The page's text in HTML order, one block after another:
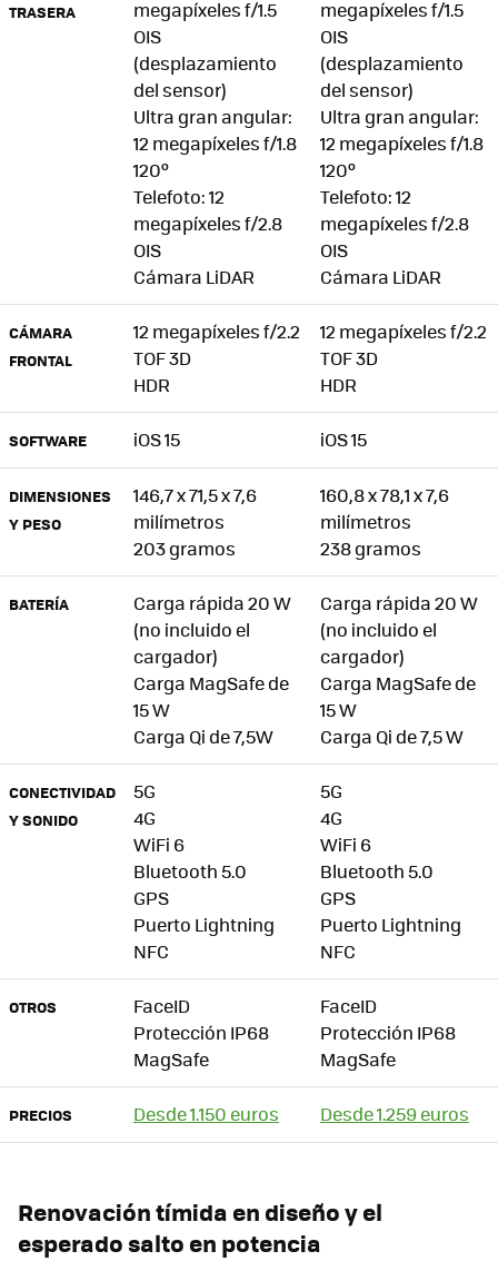
TRASERA
megapíxeles f/1.5
OIS
(desplazamiento
del sensor)
Ultra gran angular:
12 megapíxeles f/1.8
120º
Telefoto: 12
megapíxeles f/2.8
OIS
Cámara LiDAR
megapíxeles f/1.5
OIS
(desplazamiento
del sensor)
Ultra gran angular:
12 megapíxeles f/1.8
120º
Telefoto: 12
megapíxeles f/2.8
OIS
Cámara LiDAR
CÁMARA
FRONTAL
12 megapíxeles f/2.2
TOF 3D
HDR
12 megapíxeles f/2.2
TOF 3D
HDR
SOFTWARE iOS 15 iOS 15
DIMENSIONES
Y PESO
146,7 x 71,5 x 7,6
milímetros
203 gramos
160,8 x 78,1 x 7,6
milímetros
238 gramos
BATERÍA
Carga rápida 20 W
(no incluido el
cargador)
Carga MagSafe de
15 W
Carga Qi de 7,5W
Carga rápida 20 W
(no incluido el
cargador)
Carga MagSafe de
15 W
Carga Qi de 7,5 W
CONECTIVIDAD
Y SONIDO
5G
4G
WiFi 6
Bluetooth 5.0
GPS
Puerto Lightning
NFC
5G
4G
WiFi 6
Bluetooth 5.0
GPS
Puerto Lightning
NFC
OTROS
FaceID
Protección IP68
MagSafe
FaceID
Protección IP68
MagSafe
PRECIOS Desde 1.150 euros Desde 1.259 euros
Renovación tímida en diseño y el
esperado salto en potencia